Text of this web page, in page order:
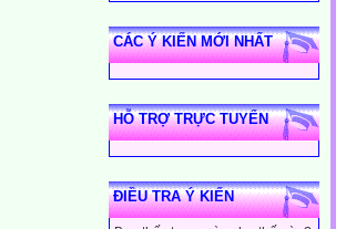
CÁC Ý KIẾN MỚI NHẤT
HỖ TRỢ TRỰC TUYẾN
ĐIỀU TRA Ý KIẾN